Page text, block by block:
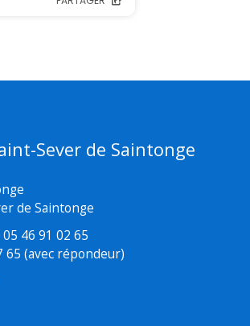
Sever de Saintonge
de Saintonge
46 91 02 65
65 (avec répondeur)